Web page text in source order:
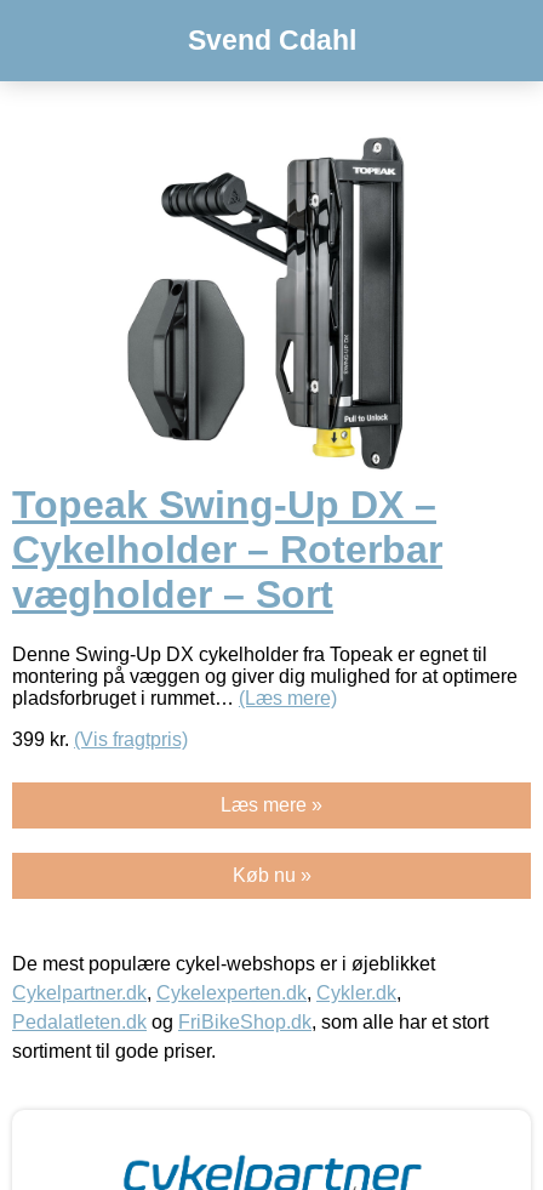
Svend Cdahl
Topeak Swing-Up DX –
Cykelholder – Roterbar
vægholder – Sort
Denne Swing-Up DX cykelholder fra Topeak er egnet til
montering på væggen og giver dig mulighed for at optimere
pladsforbruget i rummet… (Læs mere)
399 kr. (Vis fragtpris)
Læs mere »
Køb nu »
De mest populære cykel-webshops er i øjeblikket
Cykelpartner.dk, Cykelexperten.dk, Cykler.dk,
Pedalatleten.dk og FriBikeShop.dk, som alle har et stort
sortiment til gode priser.